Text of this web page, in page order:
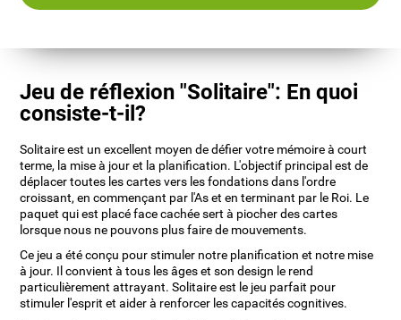
Jeu de réflexion "Solitaire": En quoi
consiste-t-il?
Solitaire est un excellent moyen de défier votre mémoire à court
terme, la mise à jour et la planification. L'objectif principal est de
déplacer toutes les cartes vers les fondations dans l'ordre
croissant, en commençant par l'As et en terminant par le Roi. Le
paquet qui est placé face cachée sert à piocher des cartes
lorsque nous ne pouvons plus faire de mouvements.
Ce jeu a été conçu pour stimuler notre planification et notre mise
à jour. Il convient à tous les âges et son design le rend
particulièrement attrayant. Solitaire est le jeu parfait pour
stimuler l'esprit et aider à renforcer les capacités cognitives.